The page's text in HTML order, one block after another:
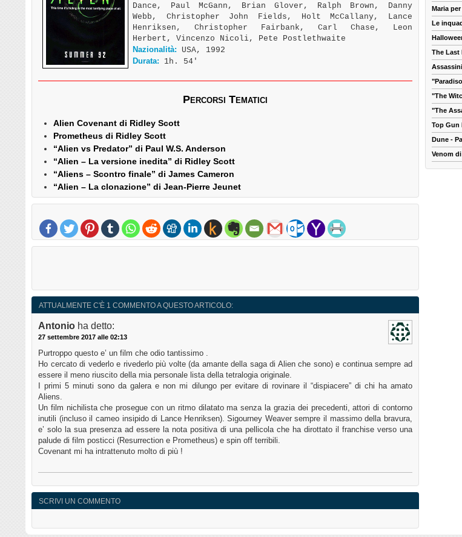
Dance, Paul McGann, Brian Glover, Ralph Brown, Danny
Webb, Christopher John Fields, Holt McCallany, Lance
Henriksen, Christopher Fairbank, Carl Chase, Leon
Herbert, Vincenzo Nicoli, Pete Postlethwaite
Nazionalità: USA, 1992
Durata: 1h. 54′
Percorsi Tematici
Alien Covenant di Ridley Scott
Prometheus di Ridley Scott
“Alien vs Predator” di Paul W.S. Anderson
“Alien – La versione inedita” di Ridley Scott
“Aliens – Scontro finale” di James Cameron
“Alien – La clonazione” di Jean-Pierre Jeunet
ATTUALMENTE C'È 1 COMMENTO A QUESTO ARTICOLO:
Antonio ha detto:
27 settembre 2017 alle 02:13
Purtroppo questo e’ un film che odio tantissimo .
Ho cercato di vederlo e rivederlo più volte (da amante della saga di Alien che sono) e continua sempre ad
essere il meno riuscito della mia personale lista della tetralogia originale.
I primi 5 minuti sono da galera e non mi dilungo per evitare di rovinare il “dispiacere” di chi ha amato
Aliens.
Un film nichilista che prosegue con un ritmo dilatato ma senza la grazia dei precedenti, attori di contorno
inutili (incluso il cameo insipido di Lance Henriksen). Sigourney Weaver sempre il massimo della bravura,
e’ solo la sua presenza ad essere la nota positiva di una pellicola che ha dirottato il franchise verso una
palude di film posticci (Resurrection e Prometheus) e spin off terribili.
Covenant mi ha intrattenuto molto di più !
SCRIVI UN COMMENTO
Maria
Le
The Last
"The
"The
Top Gun
Dune -
Venom